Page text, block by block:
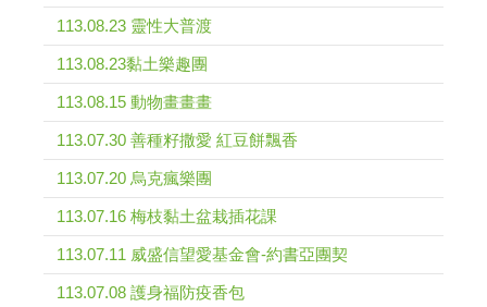
113.08.23 靈性大普渡
113.08.23黏土樂趣團
113.08.15 動物畫畫畫
113.07.30 善種籽撒愛 紅豆餅飄香
113.07.20 烏克瘋樂團
113.07.16 梅枝黏土盆栽插花課
113.07.11 威盛信望愛基金會-約書亞團契
113.07.08 護身福防疫香包